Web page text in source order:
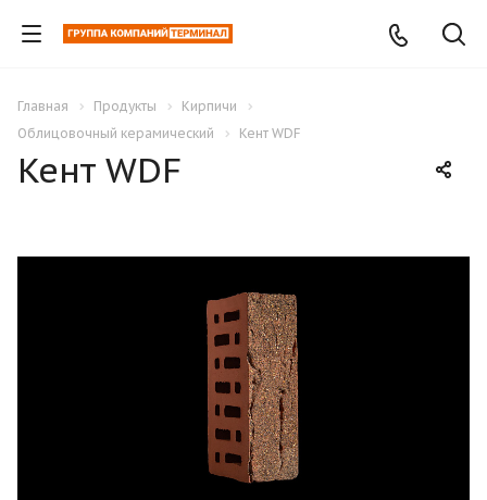
Главная Продукты
Кирпичи
Облицовочный керамический
Кент WDF
Кент WDF